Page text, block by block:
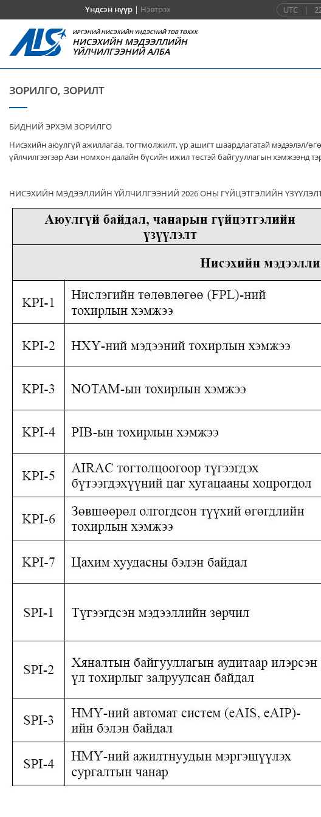
Үндсэн нүүр| Нэвтрэх UTC |
ИРГЭНИЙ НИСЭХИЙН ҮНДЭСНИЙ ТӨВ ТӨХХК
НИСЭХИЙН МЭДЭЭЛЛИЙН
ҮЙЛЧИЛГЭЭНИЙ АЛБА
ЗОРИЛГО, ЗОРИЛТ
БИДНИЙ ЭРХЭМ ЗОРИЛГО
Нисэхийн аюулгүй ажиллагаа, тогтмолжилт, үр ашигт шаардлагатай мэдээлэл/
үйлчилгээгээр Ази номхон далайн бүсийн ижил төстэй байгууллагын хэмжээнд
НИСЭХИЙН МЭДЭЭЛЛИЙН ҮЙЛЧИЛГЭЭНИЙ 2026 ОНЫ ГҮЙЦЭТГЭЛИЙН